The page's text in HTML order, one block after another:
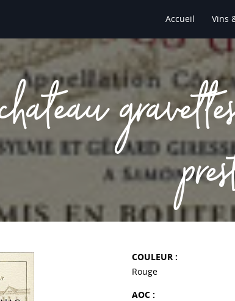
Accueil Vins
chateau
COULEUR :
Rouge
AOC :